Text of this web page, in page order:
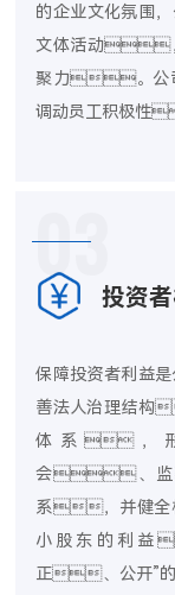
的企业文化氛围
文体活动
聚力。公
调动员工积极性
03
投资
保障投资者利益
善法人治理结构
体系，
会、监事
系，并健全
小股东的利益
正、公开”